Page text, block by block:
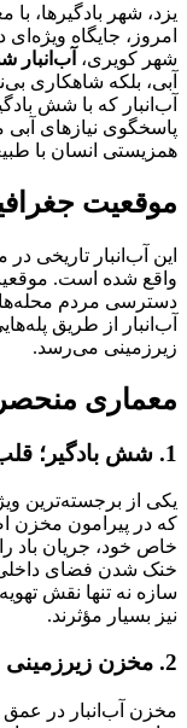
یزد، شهر بادگیرها،
امروز، جایگاه ویژه‌ای
شهر کویری، آب‌انبار
آبی، بلکه شاهکاری
آب‌انبار که با شش
پاسخگوی نیازهای آبی
همزیستی انسان با
موقعیت
این آب‌انبار تاریخی
واقع شده است.
دسترسی مردم
آب‌انبار از طریق
زیرزمینی می‌رسد.
معماری منحصر
1. شش بادگیر؛ قلب تپنده تهویه طبیعی
یکی از برجسته‌ترین
که در پیرامون مخزن
خاص خود، جریان باد
خنک شدن فضای داخلی
سازه نه تنها نقش
نیز بسیار مؤثرند.
2. مخزن زیرزمینی
مخزن آب‌انبار در عمق